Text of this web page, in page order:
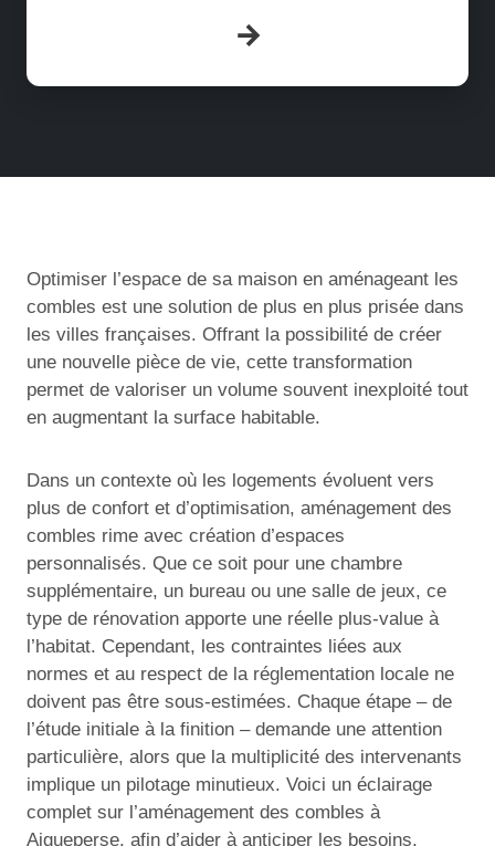
Optimiser l’espace de sa maison en aménageant les
combles est une solution de plus en plus prisée dans
les villes françaises. Offrant la possibilité de créer
une nouvelle pièce de vie, cette transformation
permet de valoriser un volume souvent inexploité tout
en augmentant la surface habitable.
Dans un contexte où les logements évoluent vers
plus de confort et d’optimisation, aménagement des
combles rime avec création d’espaces
personnalisés. Que ce soit pour une chambre
supplémentaire, un bureau ou une salle de jeux, ce
type de rénovation apporte une réelle plus-value à
l’habitat. Cependant, les contraintes liées aux
normes et au respect de la réglementation locale ne
doivent pas être sous-estimées. Chaque étape – de
l’étude initiale à la finition – demande une attention
particulière, alors que la multiplicité des intervenants
implique un pilotage minutieux. Voici un éclairage
complet sur l’aménagement des combles à
Aigueperse, afin d’aider à anticiper les besoins,